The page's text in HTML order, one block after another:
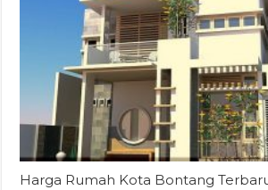
Harga Rumah Kota Bontang